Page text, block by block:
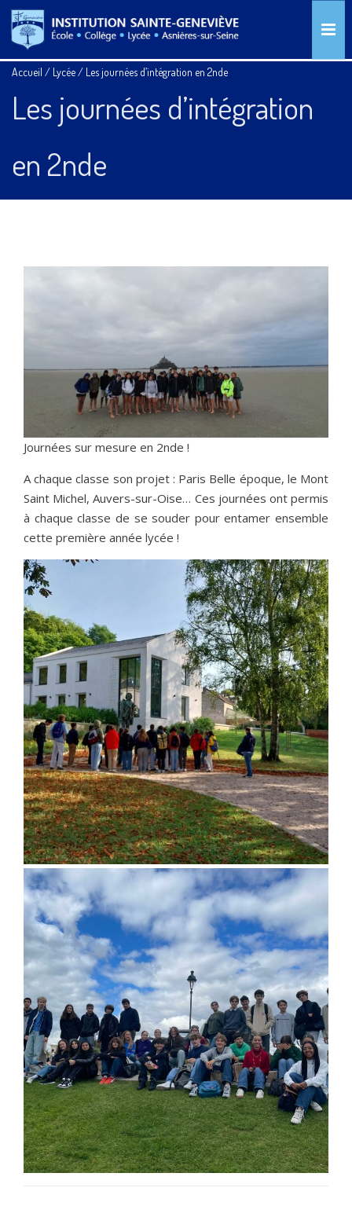
Accueil / Lycée/ Les journées d’intégration en 2nde
Les journées d’intégration
en 2nde
Journées sur mesure en 2nde !
A chaque classe son projet : Paris Belle époque, le Mont
Saint Michel, Auvers-sur-Oise… Ces journées ont permis
à chaque classe de se souder pour entamer ensemble
cette première année lycée !